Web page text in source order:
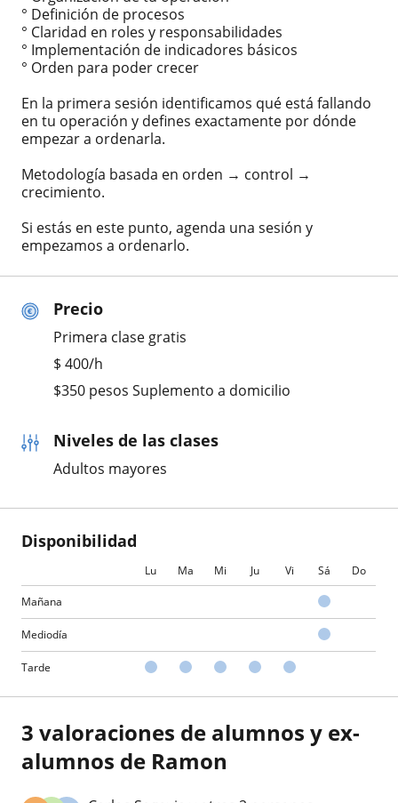
Precio
Primera clase gratis
$ 400/h
$350 pesos Suplemento a domicilio
Niveles de las clases
Adultos mayores
Disponibilidad
Lu Ma Mi Ju Vi Sá Do
Mañana
Mediodía
Tarde
° Definición de procesos
° Claridad en roles y responsabilidades
° Implementación de indicadores básicos
° Orden para poder crecer
En la primera sesión identificamos qué está fallando
en tu operación y defines exactamente por dónde
empezar a ordenarla.
Metodología basada en orden → control →
crecimiento.
Si estás en este punto, agenda una sesión y
empezamos a ordenarlo.
3 valoraciones de alumnos y ex-
alumnos de Ramon